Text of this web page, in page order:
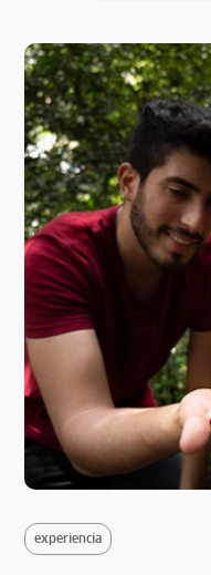
experiencia